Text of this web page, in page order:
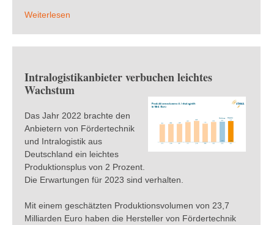
Weiterlesen
Intralogistikanbieter verbuchen leichtes
Wachstum
Das Jahr 2022 brachte den
Anbietern von Fördertechnik
und Intralogistik aus
Deutschland ein leichtes
Produktionsplus von 2 Prozent.
Die Erwartungen für 2023 sind verhalten.
Mit einem geschätzten Produktionsvolumen von 23,7
Milliarden Euro haben die Hersteller von Fördertechnik